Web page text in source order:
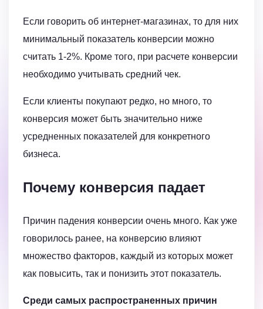
Если говорить об интернет-магазинах, то для них
минимальный показатель конверсии можно
считать 1-2%. Кроме того, при расчете конверсии
необходимо учитывать средний чек.
Если клиенты покупают редко, но много, то
конверсия может быть значительно ниже
усредненных показателей для конкретного
бизнеса.
Почему конверсия падает
Причин падения конверсии очень много. Как уже
говорилось ранее, на конверсию влияют
множество факторов, каждый из которых может
как повысить, так и понизить этот показатель.
Среди самых распространенных причин